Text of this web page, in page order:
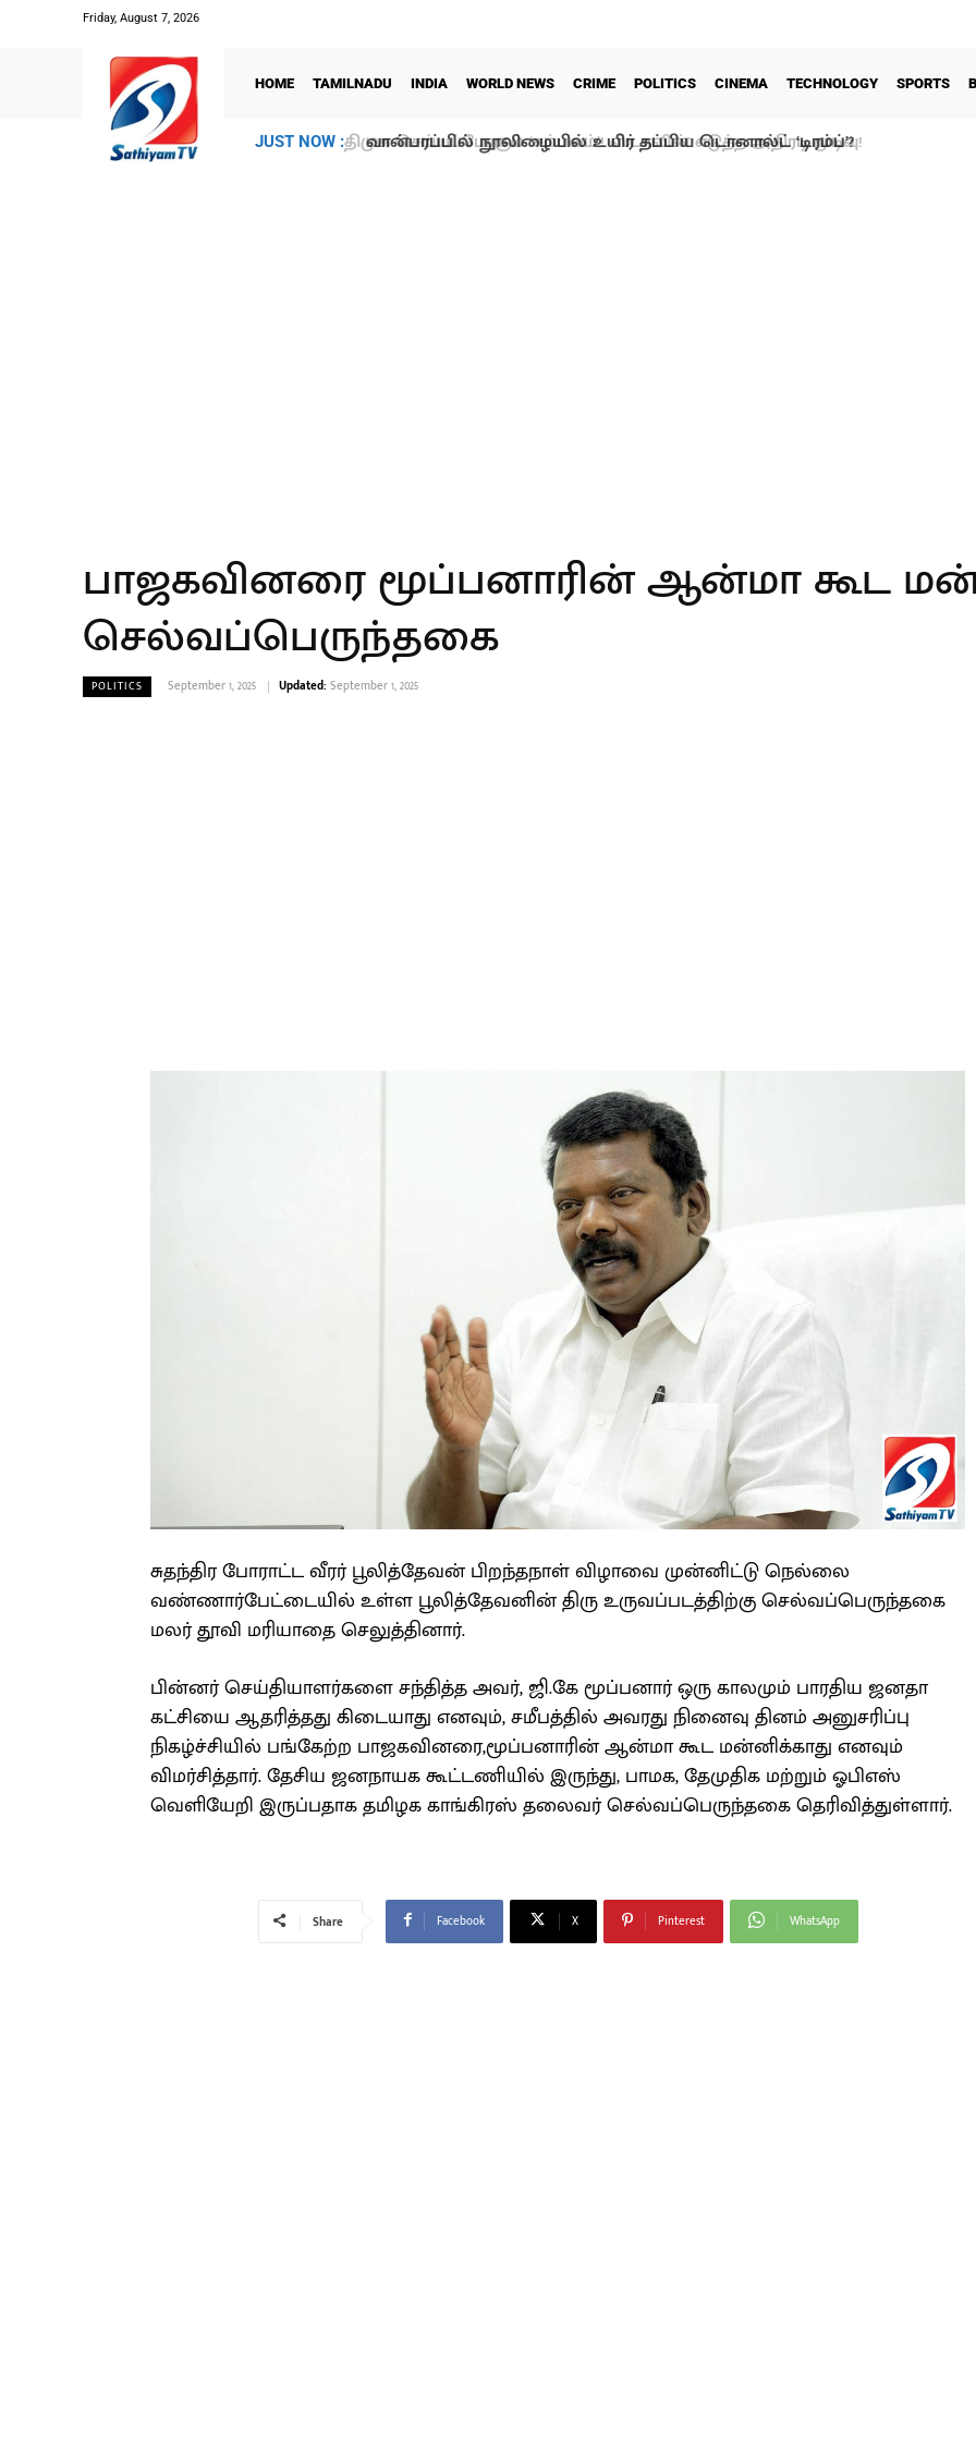
Friday, August 7, 2026
HOME TAMILNADU INDIA WORLD NEWS CRIME POLITICS CINEMA TECHNOLOGY SPORTS
JUST NOW : வான்பரப்பில் நூலிழையில் உயிர் தப்பிய டொனால்ட் ‘டிரம்ப்’?
பாஜகவினரை மூப்பனாரின் ஆன்மா கூட
செல்வப்பெருந்தகை
POLITICS September 1, 2025 Updated: September 1, 2025
சுதந்திர போராட்ட வீரர் பூலித்தேவன் பிறந்தநாள் விழாவை முன்னிட்டு நெல்லை
வண்ணார்பேட்டையில் உள்ள பூலித்தேவனின் திரு உருவப்படத்திற்கு செல்வப்பெருந்தகை
மலர் தூவி மரியாதை செலுத்தினார்.
பின்னர் செய்தியாளர்களை சந்தித்த அவர், ஜி.கே மூப்பனார் ஒரு காலமும் பாரதிய ஜனதா
கட்சியை ஆதரித்தது கிடையாது எனவும், சமீபத்தில் அவரது நினைவு தினம் அனுசரிப்பு
நிகழ்ச்சியில் பங்கேற்ற பாஜகவினரை,மூப்பனாரின் ஆன்மா கூட மன்னிக்காது எனவும்
விமர்சித்தார். தேசிய ஜனநாயக கூட்டணியில் இருந்து, பாமக, தேமுதிக மற்றும் ஓபிஎஸ்
வெளியேறி இருப்பதாக தமிழக காங்கிரஸ் தலைவர் செல்வப்பெருந்தகை தெரிவித்துள்ளார்.
Share Facebook X Pinterest WhatsApp